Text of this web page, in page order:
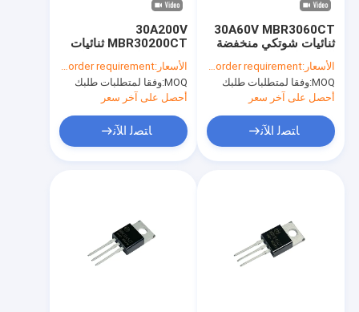
30A200V
MBR30200CT ثنائيات
حاجز شوتكي مع حساسية
أقل إلى-220AB
الأسعار:According to your order requirement
MOQ: وفقا لمتطلبات طلبك
أحصل على آخر سعر
ﺎﺘﺼﻟ ﺍﻶﻧ
30A60V MBR3060CT
ثنائيات شوتكي منخفضة
التردد للسيارات
الإلكترونية
الأسعار:According to your order requirement
MOQ: وفقا لمتطلبات طلبك
أحصل على آخر سعر
ﺎﺘﺼﻟ ﺍﻶﻧ